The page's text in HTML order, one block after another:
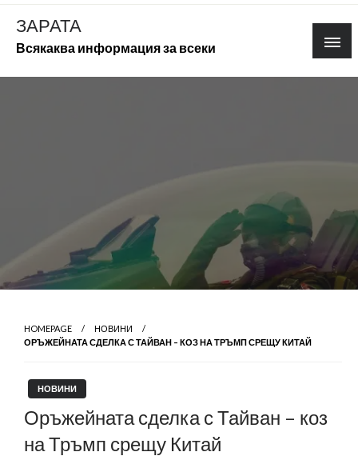
Skip
content
ЗАРАТА
Всякаква информация за всеки
HOMEPAGE
НОВИНИ
ОРЪЖЕЙНАТА СДЕЛКА С ТАЙВАН – КОЗ НА ТРЪМП СРЕЩУ КИТАЙ
НОВИНИ
Оръжейната сделка с Тайван – коз
на Тръмп срещу Китай